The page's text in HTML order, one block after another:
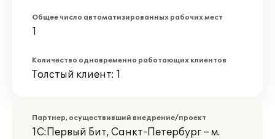
Общее число автоматизированных рабочих мест
1
Количество одновременно работающих клиентов
Толстый клиент: 1
Партнер, осуществивший внедрение/проект
1С:Первый Бит, Санкт-Петербург – м.